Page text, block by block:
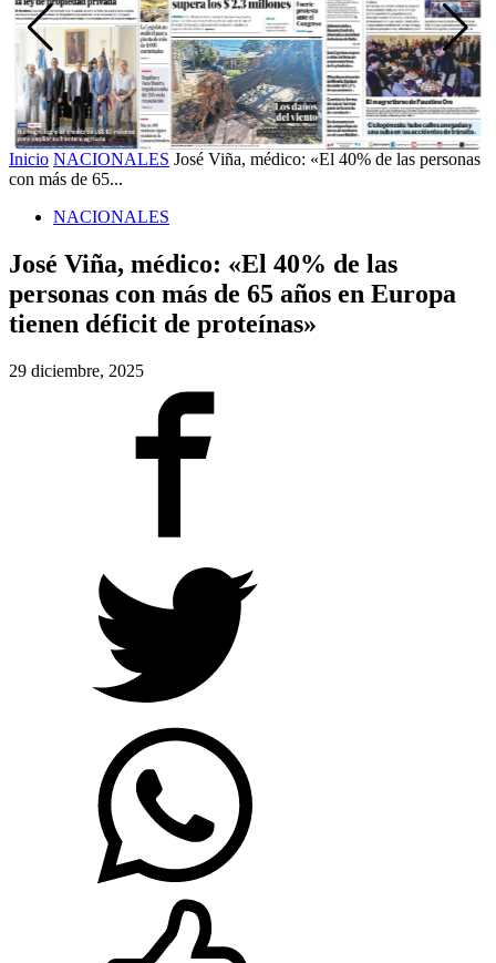
Inicio NACIONALES José Viña, médico: «El 40% de las personas
con más de 65...
NACIONALES
José Viña, médico: «El 40% de las
personas con más de 65 años en Europa
tienen déficit de proteínas»
29 diciembre, 2025